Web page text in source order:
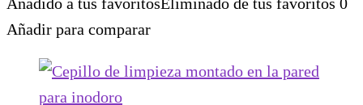
Añadir para comparar